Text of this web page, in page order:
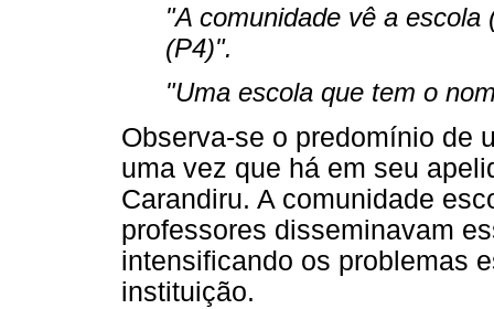
"A comunidade vê a
(P4)".
"Uma escola que tem o
Observa-se o predomínio de
uma vez que há em seu
Carandiru. A comunidade
professores disseminavam
intensificando os problemas
instituição.